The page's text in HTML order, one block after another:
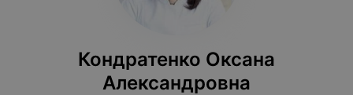
Кондратенко Оксана
Александровна